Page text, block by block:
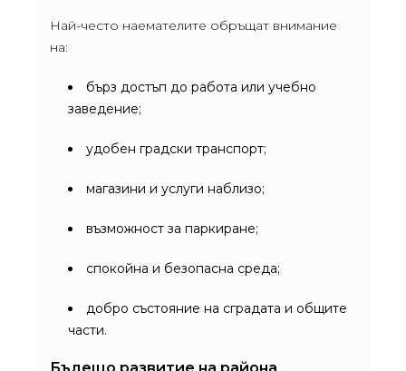
Най-често наемателите обръщат внимание
на:
бърз достъп до работа или учебно
заведение;
удобен градски транспорт;
магазини и услуги наблизо;
възможност за паркиране;
спокойна и безопасна среда;
добро състояние на сградата и общите
части.